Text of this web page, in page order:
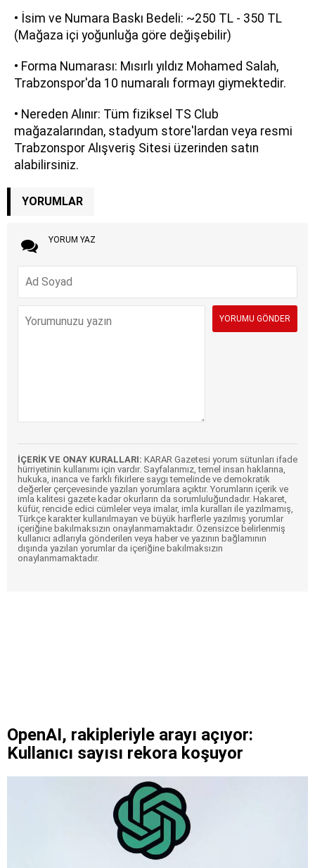
• İsim ve Numara Baskı Bedeli: ~250 TL - 350 TL
(Mağaza içi yoğunluğa göre değişebilir)
• Forma Numarası: Mısırlı yıldız Mohamed Salah,
Trabzonspor'da 10 numaralı formayı giymektedir.
• Nereden Alınır: Tüm fiziksel TS Club
mağazalarından, stadyum store'lardan veya resmi
Trabzonspor Alışveriş Sitesi üzerinden satın
alabilirsiniz.
YORUMLAR
YORUM YAZ
İÇERİK VE ONAY KURALLARI: KARAR Gazetesi yorum sütunları ifade
hürriyetinin kullanımı için vardır. Sayfalarımız, temel insan haklarına,
hukuka, inanca ve farklı fikirlere saygı temelinde ve demokratik
değerler çerçevesinde yazılan yorumlara açıktır. Yorumların içerik ve
imla kalitesi gazete kadar okurların da sorumluluğundadır. Hakaret,
küfür, rencide edici cümleler veya imalar, imla kuralları ile yazılmamış,
Türkçe karakter kullanılmayan ve büyük harflerle yazılmış yorumlar
içeriğine bakılmaksızın onaylanmamaktadır. Özensizce belirlenmiş
kullanıcı adlarıyla gönderilen veya haber ve yazının bağlamının
dışında yazılan yorumlar da içeriğine bakılmaksızın
onaylanmamaktadır.
OpenAI, rakipleriyle arayı açıyor:
Kullanıcı sayısı rekora koşuyor